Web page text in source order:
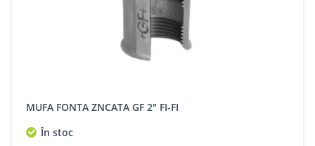
MUFA FONTA ZNCATA GF 2" FI-FI
În stoc